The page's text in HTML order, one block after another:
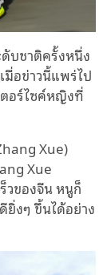
บชาติครั้งหนึ่ง
อข่าวนี้แพร่ไป
ตอร์ไซค์หญิงที่
Xue)
Xue
วของจีน หนูก็
ยิ่งๆ ขึ้นได้อย่าง